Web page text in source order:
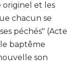
et les
chacun se
péchés" (Acte
baptême
son